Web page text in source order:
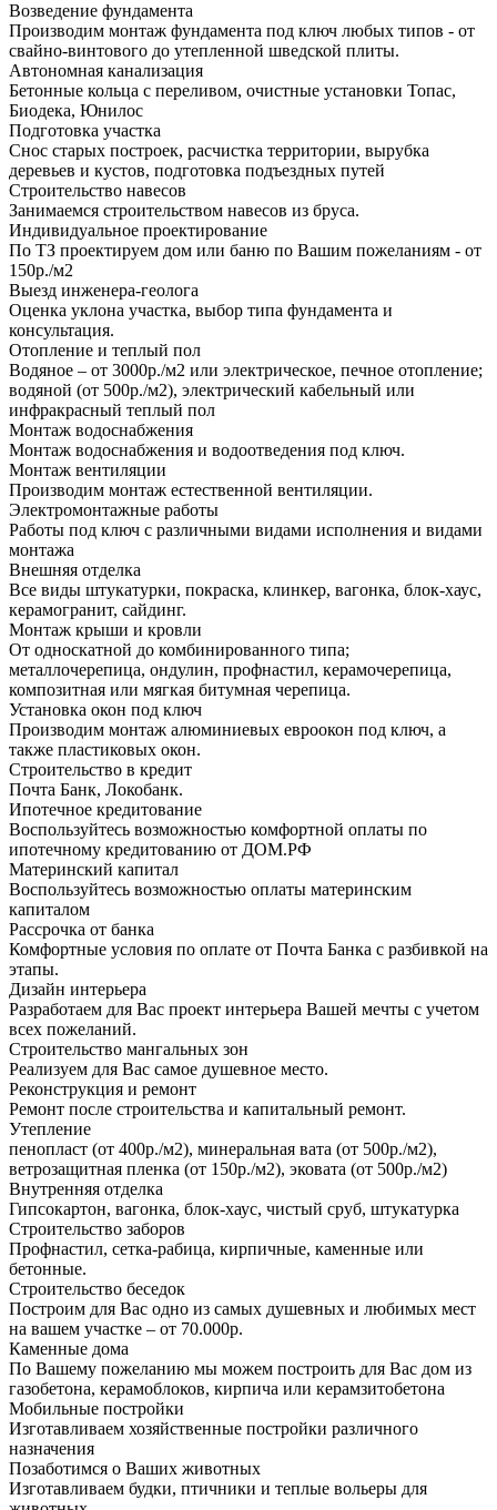
Возведение фундамента
Производим монтаж фундамента под ключ любых типов - от
свайно-винтового до утепленной шведской плиты.
Автономная канализация
Бетонные кольца с переливом, очистные установки Топас,
Биодека, Юнилос
Подготовка участка
Снос старых построек, расчистка территории, вырубка
деревьев и кустов, подготовка подъездных путей
Строительство навесов
Занимаемся строительством навесов из бруса.
Индивидуальное проектирование
По ТЗ проектируем дом или баню по Вашим пожеланиям - от
150р./м2
Выезд инженера-геолога
Оценка уклона участка, выбор типа фундамента и
консультация.
Отопление и теплый пол
Водяное – от 3000р./м2 или электрическое, печное отопление;
водяной (от 500р./м2), электрический кабельный или
инфракрасный теплый пол
Монтаж водоснабжения
Монтаж водоснабжения и водоотведения под ключ.
Монтаж вентиляции
Производим монтаж естественной вентиляции.
Электромонтажные работы
Работы под ключ с различными видами исполнения и видами
монтажа
Внешняя отделка
Все виды штукатурки, покраска, клинкер, вагонка, блок-хаус,
керамогранит, сайдинг.
Монтаж крыши и кровли
От односкатной до комбинированного типа;
металлочерепица, ондулин, профнастил, керамочерепица,
композитная или мягкая битумная черепица.
Установка окон под ключ
Производим монтаж алюминиевых евроокон под ключ, а
также пластиковых окон.
Строительство в кредит
Почта Банк, Локобанк.
Ипотечное кредитование
Воспользуйтесь возможностью комфортной оплаты по
ипотечному кредитованию от ДОМ.РФ
Материнский капитал
Воспользуйтесь возможностью оплаты материнским
капиталом
Рассрочка от банка
Комфортные условия по оплате от Почта Банка с разбивкой на
этапы.
Дизайн интерьера
Разработаем для Вас проект интерьера Вашей мечты с учетом
всех пожеланий.
Строительство мангальных зон
Реализуем для Вас самое душевное место.
Реконструкция и ремонт
Ремонт после строительства и капитальный ремонт.
Утепление
пенопласт (от 400р./м2), минеральная вата (от 500р./м2),
ветрозащитная пленка (от 150р./м2), эковата (от 500р./м2)
Внутренняя отделка
Гипсокартон, вагонка, блок-хаус, чистый сруб, штукатурка
Строительство заборов
Профнастил, сетка-рабица, кирпичные, каменные или
бетонные.
Строительство беседок
Построим для Вас одно из самых душевных и любимых мест
на вашем участке – от 70.000р.
Каменные дома
По Вашему пожеланию мы можем построить для Вас дом из
газобетона, керамоблоков, кирпича или керамзитобетона
Мобильные постройки
Изготавливаем хозяйственные постройки различного
назначения
Позаботимся о Ваших животных
Изготавливаем будки, птичники и теплые вольеры для